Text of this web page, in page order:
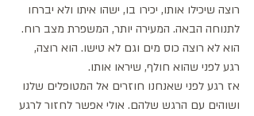
רוצה שיכילו אותו, יכירו בו, ישהו איתו ולא יברחו
לתנוחה הבאה. המעירה יותר, המשפרת מצב רוח.
הוא לא רוצה כוס מים וגם לא טישו. הוא רוצה,
רגע לפני שהוא חולף, שיראו אותו.
אז רגע לפני שאנחנו חוזרים אל המטופלים שלנו
ושוהים עם הרגש שלהם. אולי אפשר לחזור לרגע